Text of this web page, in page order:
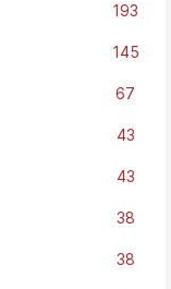
193
145
67
43
43
38
38